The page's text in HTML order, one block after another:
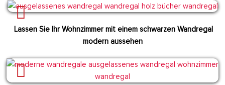
Lassen Sie Ihr Wohnzimmer mit einem schwarzen Wandregal
modern aussehen